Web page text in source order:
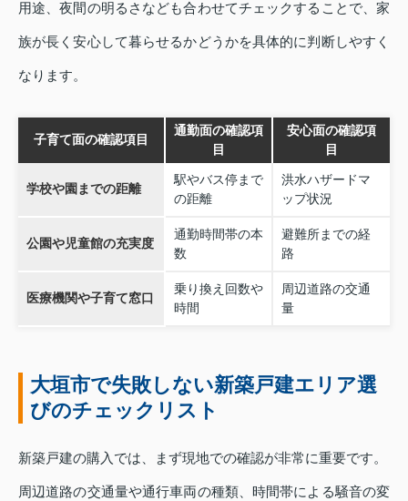
用途、夜間の明るさなども合わせてチェックすることで、家
族が長く安心して暮らせるかどうかを具体的に判断しやすく
なります。
子育て面の確認項目
通勤面の確認項
目
安心面の確認項
目
学校や園までの距離
駅やバス停まで
の距離
洪水ハザードマ
ップ状況
公園や児童館の充実度
通勤時間帯の本
数
避難所までの経
路
医療機関や子育て窓口
乗り換え回数や
時間
周辺道路の交通
量
大垣市で失敗しない新築戸建エリア選
びのチェックリスト
新築戸建の購入では、まず現地での確認が非常に重要です。
周辺道路の交通量や通行車両の種類、時間帯による騒音の変